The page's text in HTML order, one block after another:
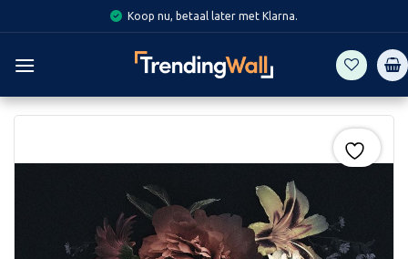
to
content
Koop nu, betaal later met Klarna.